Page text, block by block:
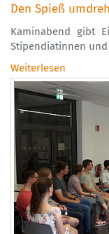
Den Spieß
Kaminabend gibt
Stipendiatinnen
Weiterlesen